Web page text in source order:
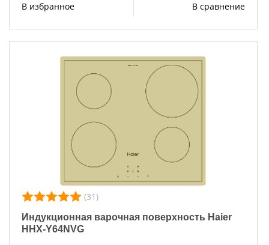
В избранное В сравнение
(31)
Индукционная варочная поверхность Haier
HHX-Y64NVG